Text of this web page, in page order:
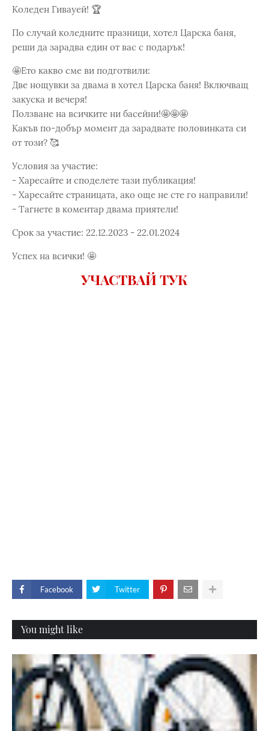
Коледен Гивауей! 🏆
По случай коледните прaзници, хотел Царска баня,
реши да зарадва един от вас с подарък!
🤩Ето какво сме ви подготвили:
Две нощувки за двама в хотел Царска баня! Включващ
закуска и вечеря!
Ползване на всичките ни басейни!🤩🤩🤩
Какъв по-добър момент да зарадвате половинката си
от този? 🥰
Условия за участие:
- Харесайте и споделете тази публикация!
- Харесайте страницата, ако още не сте го направили!
- Тагнете в коментар двама приятели!
Срок за участие: 22.12.2023 - 22.01.2024
Успех на всички! 🤩
УЧАСТВАЙ ТУК
Facebook Twitter
You might like